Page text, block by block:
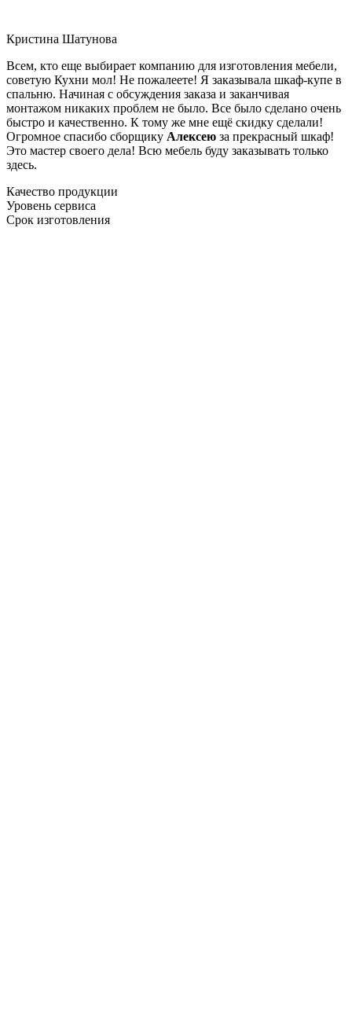
Кристина Шатунова
Всем, кто еще выбирает компанию для изготовления мебели,
советую Кухни мол! Не пожалеете! Я заказывала шкаф-купе в
спальню. Начиная с обсуждения заказа и заканчивая
монтажом никаких проблем не было. Все было сделано очень
быстро и качественно. К тому же мне ещё скидку сделали!
Огромное спасибо сборщику Алексею за прекрасный шкаф!
Это мастер своего дела! Всю мебель буду заказывать только
здесь.
Качество продукции
Уровень сервиса
Срок изготовления